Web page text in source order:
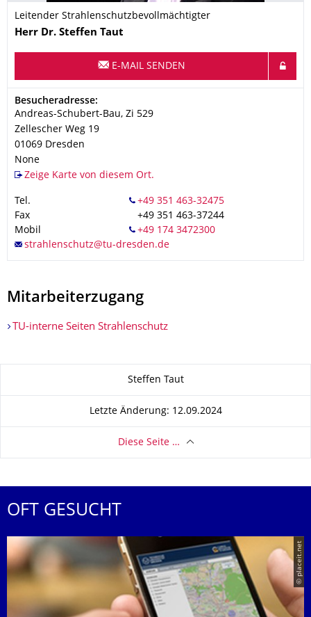
Leitender Strahlenschutzbevollmächtigter
Name
Herr Dr. Steffen Taut
E-MAIL SENDEN
Adresse
Besucheradresse:
Andreas-Schubert-Bau, Zi 529
Zellescher Weg 19
01069 Dresden
None
Zeige Karte von diesem Ort.
Tel.
Fax
+49 351 463-37244
Mobil
Mitarbeiterzugang
TU-interne Seiten Strahlenschutz
Steffen Taut
Letzte Änderung: 12.09.2024
Diese Seite …
OFT GESUCHT
© placeit.net